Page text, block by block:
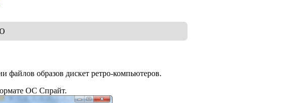
файлов образов дискет ретро-компьютеров.
ОС Спрайт.